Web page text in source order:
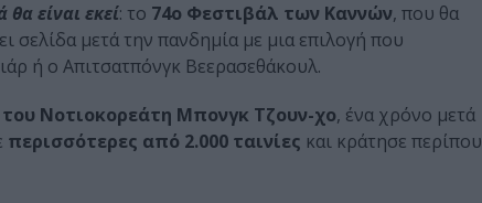
είναι εκεί: το 74ο Φεστιβάλ των Καννών, που θα
σελίδα μετά την πανδημία με μια επιλογή που
ή ο Απιτσατπόνγκ Βεερασεθάκουλ.
Νοτιοκορεάτη Μπονγκ Τζουν-χο, ένα χρόνο μετά
περισσότερες από 2.000 ταινίες και κράτησε περίπου